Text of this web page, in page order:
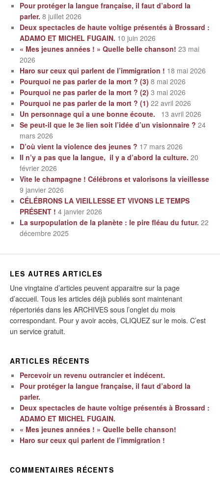
Pour protéger la langue française, il faut d’abord la
parler. 8 juillet 2026
Deux spectacles de haute voltige présentés à Brossard :
ADAMO ET MICHEL FUGAIN. 10 juin 2026
« Mes jeunes années ! » Quelle belle chanson! 23 mai
2026
Haro sur ceux qui parlent de l’immigration ! 18 mai 2026
Pourquoi ne pas parler de la mort ? (3) 8 mai 2026
Pourquoi ne pas parler de la mort ? (2) 3 mai 2026
Pourquoi ne pas parler de la mort ? (1) 22 avril 2026
Un personnage qui a une bonne écoute.
13 avril 2026
Se peut-il que le 3e lien soit l’idée d’un visionnaire ? 24
mars 2026
D’où vient la violence des jeunes ? 17 mars 2026
Il n’y a pas que la langue, il y a d’abord la culture. 20
février 2026
Vite le champagne ! Célébrons et valorisons la vieillesse
9 janvier 2026
CÉLÉBRONS LA VIEILLESSE ET VIVONS LE TEMPS
PRÉSENT ! 4 janvier 2026
La surpopulation de la planète : le pire fléau du futur. 22
décembre 2025
LES AUTRES ARTICLES
Une vingtaine d’articles peuvent apparaitre sur la page
d’accueil. Tous les articles déjà publiés sont maintenant
répertoriés dans les ARCHIVES sous l’onglet du mois
correspondant. Pour y avoir accès, CLIQUEZ sur le mois. C’est
un service gratuit.
ARTICLES RÉCENTS
Percevoir un revenu outrancier et indécent.
Pour protéger la langue française, il faut d’abord la
parler.
Deux spectacles de haute voltige présentés à Brossard :
ADAMO ET MICHEL FUGAIN.
« Mes jeunes années ! » Quelle belle chanson!
Haro sur ceux qui parlent de l’immigration !
COMMENTAIRES RÉCENTS